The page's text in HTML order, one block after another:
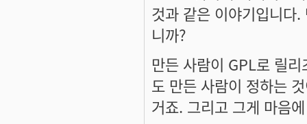
것과 같은 이야기입니다
니까?
만든 사람이 GPL로 릴
도 만든 사람이 정하는
거죠. 그리고 그게 마음